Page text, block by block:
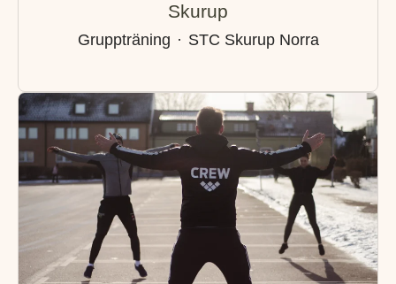
Skurup
Gruppträning · STC Skurup Norra